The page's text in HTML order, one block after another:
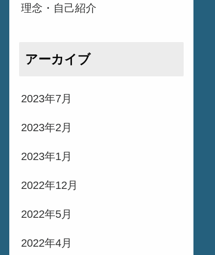
理念・自己紹介
アーカイブ
2023年7月
2023年2月
2023年1月
2022年12月
2022年5月
2022年4月